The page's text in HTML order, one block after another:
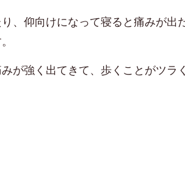
、仰向けになって寝ると痛みが出
が強く出てきて、歩くことがツラ